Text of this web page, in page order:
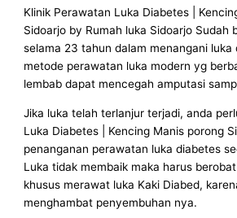
Klinik Perawatan Luka Diabetes |
Sidoarjo by Rumah luka Sidoarjo Sudah
selama 23 tahun dalam menangani luka
metode perawatan luka modern yg
lembab dapat mencegah amputasi
Jika luka telah terlanjur terjadi, anda
Luka Diabetes | Kencing Manis porong
penanganan perawatan luka diabetes
Luka tidak membaik maka harus
khusus merawat luka Kaki Diabed,
menghambat penyembuhan nya.